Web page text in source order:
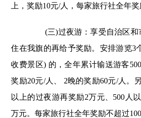
上，奖励10元/人，每家旅行社全年奖
(三)过夜游：享受自治区和
住在我旗的再给予奖励。安排游览3
收费景区) 的，全年累计输送游客
奖励20元/人、 2晚的奖励60元/人。
以上的过夜游再奖励2万元、500人
万元。每家旅行社全年奖励不超过100